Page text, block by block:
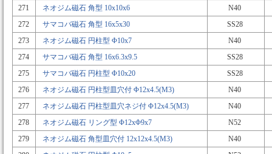
271
ネオジム磁石 角型 10x10x6
N40
272
サマコバ磁石 角型 16x5x30
SS28
273
ネオジム磁石 円柱型 Φ10x7
N40
274
サマコバ磁石 角型 16x6.3x9.5
SS28
275
サマコバ磁石 円柱型 Φ10x20
SS28
276
ネオジム磁石 円柱型皿穴付 Φ12x4.5(M3)
N40
277
ネオジム磁石 円柱型皿穴ネジ付 Φ12x4.5(M3)
N40
278
ネオジム磁石 リング型 Φ12xΦ9x7
N52
279
ネオジム磁石 角型皿穴付 12x12x4.5(M3)
N40